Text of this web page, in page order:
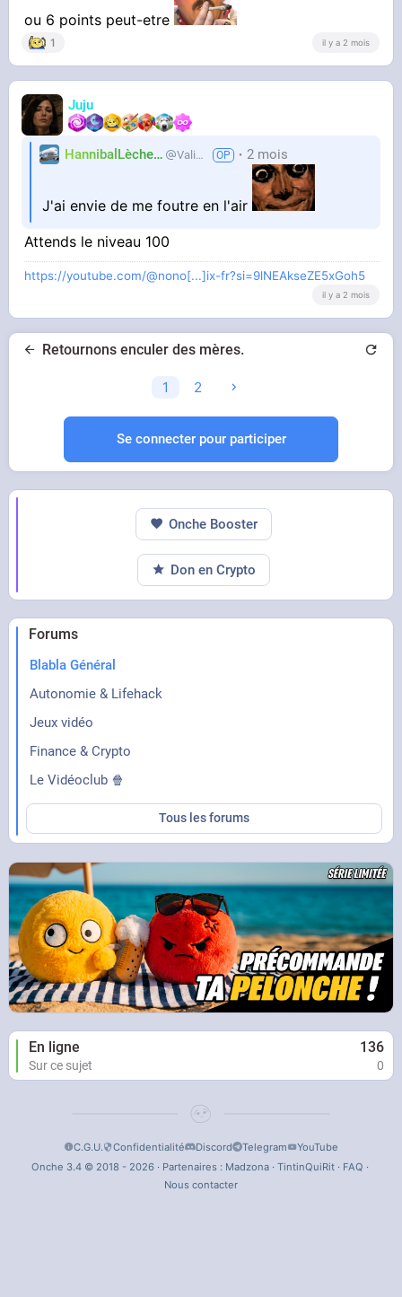
ou 6 points peut-etre
1 il y a 2 mois
Juju
HannibalLècheur Valium 2 mois
J'ai envie de me foutre en l'air
Attends le niveau 100
https://youtube.com/@nono[...]ix-fr?si=9lNEAkseZE5xGoh5
il y a 2 mois
Retournons enculer des mères.
1 2
Se connecter pour participer
Forums
Blabla Général
Autonomie & Lifehack
Jeux vidéo
Finance & Crypto
Le Vidéoclub 🍿
Tous les forums
En ligne 136
Sur ce sujet 0
Onche Booster
Don en Crypto
C.G.U. Confidentialité Discord Telegram
YouTube
Onche 3.4 © 2018 - 2026 · Partenaires : Madzona· TintinQuiRit· FAQ ·
Nous contacter